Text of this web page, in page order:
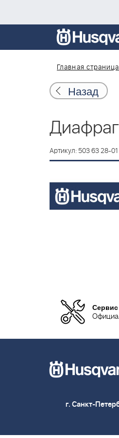
Главная страница
Назад
Артикул: 503 63 28-01
Сервис
г. Санкт-